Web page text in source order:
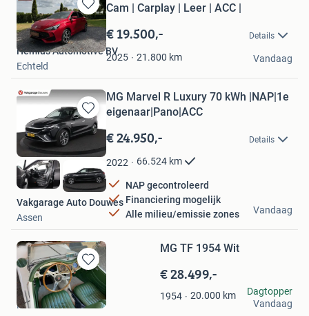
Bewaren
in
Mijn
Favorieten
Cam | Carplay | Leer | ACC |
€ 19.500,- Details
2025 21.800 km
Hemius Automotive BV
Echteld
Vandaag
Bewaren
in
Favorieten
MG Marvel R Luxury 70 kWh |NAP|1e
eigenaar|Pano|ACC
€ 24.950,- Details
2022 66.524 km
NAP gecontroleerd
Financiering mogelijk
Alle milieu/emissie zones
Vakgarage Auto Douwes
Assen
Vandaag
Bewaren
in
Mijn
Favorieten
MG TF 1954 Wit
€ 28.499,-
1954 20.000 km
maijntz
Mechelen
Dagtopper
Vandaag